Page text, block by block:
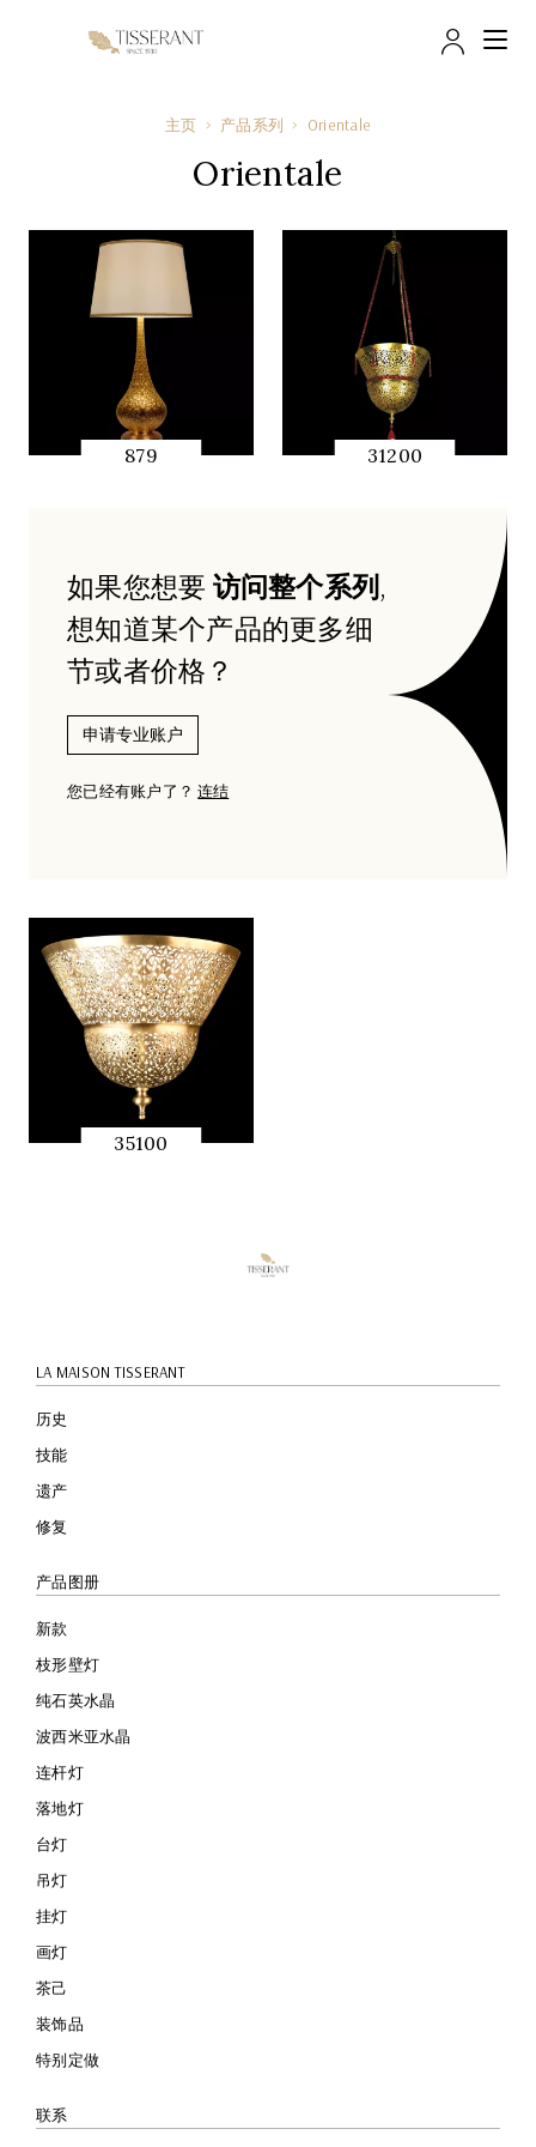
帐户
主页 产品系列 Orientale
Orientale
879 31200
35100
如果您想要 访问整个系列,
想知道某个产品的更多细
节或者价格？
申请专业账户
您已经有账户了？连结
LA MAISON TISSERANT
历史
技能
遗产
修复
产品图册
新款
枝形壁灯
纯石英水晶
波西米亚水晶
连杆灯
落地灯
台灯
吊灯
挂灯
画灯
茶己
装饰品
特别定做
联系